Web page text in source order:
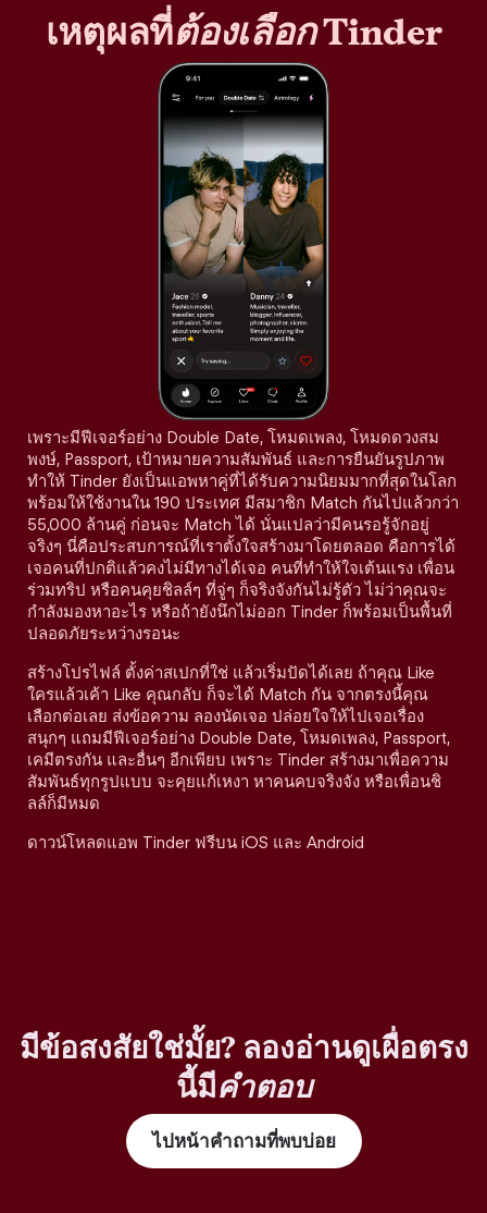
เหตุผลที่ต้องเลือกTinder
เพราะมีฟีเจอร์อย่าง Double Date, โหมดเพลง, โหมดดวงสม
พงษ์, Passport, เป้าหมายความสัมพันธ์ และการยืนยันรูปภาพ
ทำให้ Tinder ยังเป็นแอพหาคู่ที่ได้รับความนิยมมากที่สุดในโลก
พร้อมให้ใช้งานใน 190 ประเทศ มีสมาชิก Match กันไปแล้วกว่า
55,000 ล้านคู่ ก่อนจะ Match ได้ นั่นแปลว่ามีคนรอรู้จักอยู่
จริงๆ นี่คือประสบการณ์ที่เราตั้งใจสร้างมาโดยตลอด คือการได้
เจอคนที่ปกติแล้วคงไม่มีทางได้เจอ คนที่ทำให้ใจเต้นแรง เพื่อน
ร่วมทริป หรือคนคุยชิลล์ๆ ที่จู่ๆ ก็จริงจังกันไม่รู้ตัว ไม่ว่าคุณจะ
กำลังมองหาอะไร หรือถ้ายังนึกไม่ออก Tinder ก็พร้อมเป็นพื้นที่
ปลอดภัยระหว่างรอนะ
สร้างโปรไฟล์ ตั้งค่าสเปกที่ใช่ แล้วเริ่มปัดได้เลย ถ้าคุณ Like
ใครแล้วเค้า Like คุณกลับ ก็จะได้ Match กัน จากตรงนี้คุณ
เลือกต่อเลย ส่งข้อความ ลองนัดเจอ ปล่อยใจให้ไปเจอเรื่อง
สนุกๆ แถมมีฟีเจอร์อย่าง Double Date, โหมดเพลง, Passport,
เคมีตรงกัน และอื่นๆ อีกเพียบ เพราะ Tinder สร้างมาเพื่อความ
สัมพันธ์ทุกรูปแบบ จะคุยแก้เหงา หาคนคบจริงจัง หรือเพื่อนชิ
ลล์ก็มีหมด
ดาวน์โหลดแอพ Tinder ฟรีบน iOS และ Android
มีข้อสงสัยใช่มั้ย? ลองอ่านดูเผื่อตรง
นี้มีคำตอบ
ไปหน้าคำถามที่พบบ่อย